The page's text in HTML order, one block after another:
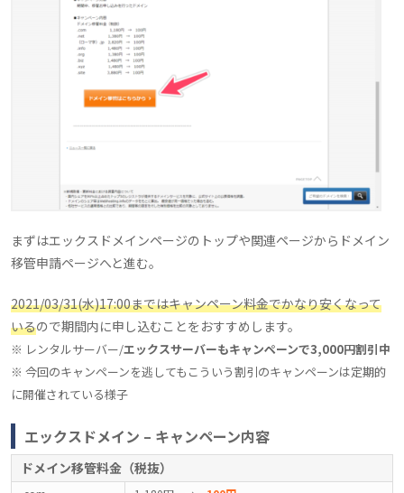
まずはエックスドメインページのトップや関連ページからドメイン
移管申請ページへと進む。
2021/03/31(水)17:00まではキャンペーン料金でかなり安くなって
いるので期間内に申し込むことをおすすめします。
※ レンタルサーバー/エックスサーバーもキャンペーンで3,000円割引中
※ 今回のキャンペーンを逃してもこういう割引のキャンペーンは定期的
に開催されている様子
エックスドメイン – キャンペーン内容
ドメイン移管料金（税抜）